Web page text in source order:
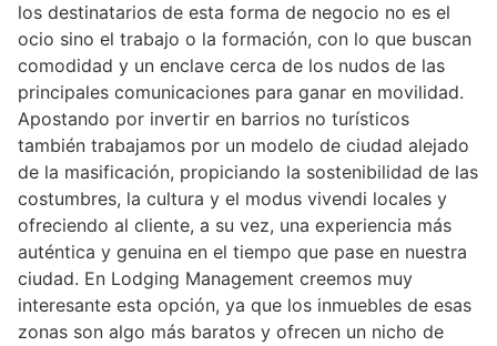
los destinatarios de esta forma de negocio no es el
ocio sino el trabajo o la formación, con lo que buscan
comodidad y un enclave cerca de los nudos de las
principales comunicaciones para ganar en movilidad.
Apostando por invertir en barrios no turísticos
también trabajamos por un modelo de ciudad alejado
de la masificación, propiciando la sostenibilidad de las
costumbres, la cultura y el modus vivendi locales y
ofreciendo al cliente, a su vez, una experiencia más
auténtica y genuina en el tiempo que pase en nuestra
ciudad. En Lodging Management creemos muy
interesante esta opción, ya que los inmuebles de esas
zonas son algo más baratos y ofrecen un nicho de